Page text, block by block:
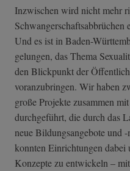
Inzwischen wird nicht mehr
Und es ist in Baden-
gelungen, das Thema
den Blickpunkt der
voranzubringen. Wir haben
große Projekte zusammen
durchgeführt, die durch das
neue Bildungsangebote und
konnten Einrichtungen dabei
Konzepte zu entwickeln –